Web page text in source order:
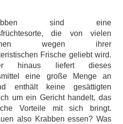
sind eine
die von vielen
wegen ihrer
Frische geliebt wird.
hinaus liefert dieses
eine große Menge an
enthält keine gesättigten
um ein Gericht handelt, das
Vorteile mit sich bringt.
also Krabben essen? Was